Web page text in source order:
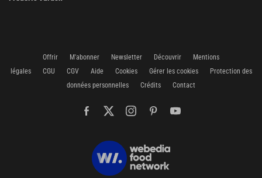
Offrir M'abonner Newsletter Découvrir
Mentions
légales
CGU CGV Aide Cookies Gérer les cookies
Protection des
données personnelles
Crédits Contact